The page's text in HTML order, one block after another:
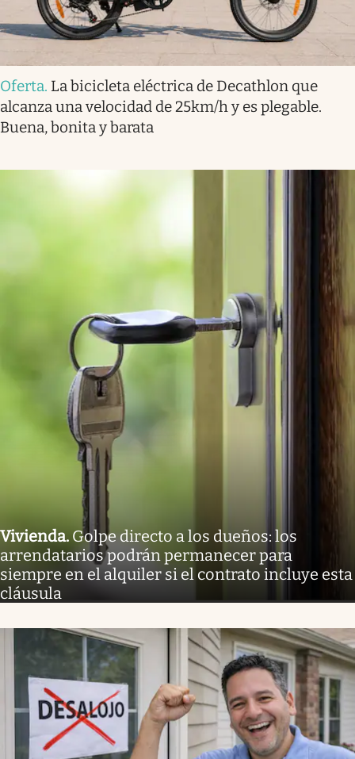
Oferta. La bicicleta eléctrica de Decathlon que
alcanza una velocidad de 25km/h y es plegable.
Buena, bonita y barata
Vivienda. Golpe directo a los dueños: los
arrendatarios podrán permanecer para
siempre en el alquiler si el contrato incluye esta
cláusula